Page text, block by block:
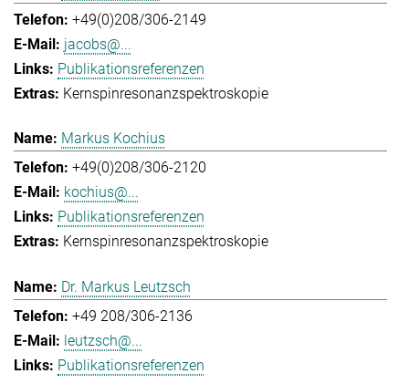
+49(0)208/306-2149
jacobs@...
Publikationsreferenzen
Kernspinresonanzspektroskopie
Markus Kochius
+49(0)208/306-2120
kochius@...
Publikationsreferenzen
Kernspinresonanzspektroskopie
Dr. Markus Leutzsch
+49 208/306-2136
leutzsch@...
Publikationsreferenzen